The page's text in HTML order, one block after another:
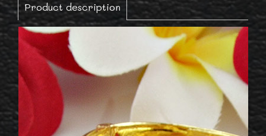
Product description